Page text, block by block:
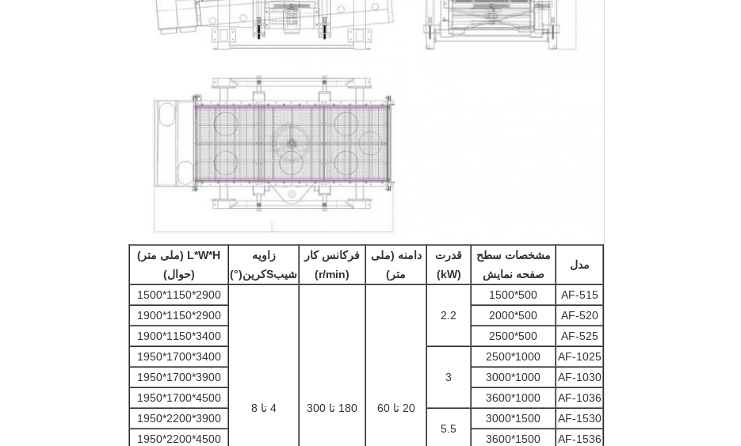
مدل
مشخصات سطح
صفحه نمایش
قدرت
(kW)
دامنه (ملی
متر)
فرکانس کار
(r/min)
زاویه
شیبSکرین(°)
L*W*H (ملی متر)
(حوال)
AF-515
500*1500
2.2
20 تا 60 180 تا 300 4 تا 8
2900*1150*1500
AF-520
500*2000
2900*1150*1900
AF-525
500*2500
3400*1150*1900
AF-1025
1000*2500
3
3400*1700*1950
AF-1030
1000*3000
3900*1700*1950
AF-1036
1000*3600
4500*1700*1950
AF-1530
1500*3000
5.5
3900*2200*1950
AF-1536
1500*3600
4500*2200*1950